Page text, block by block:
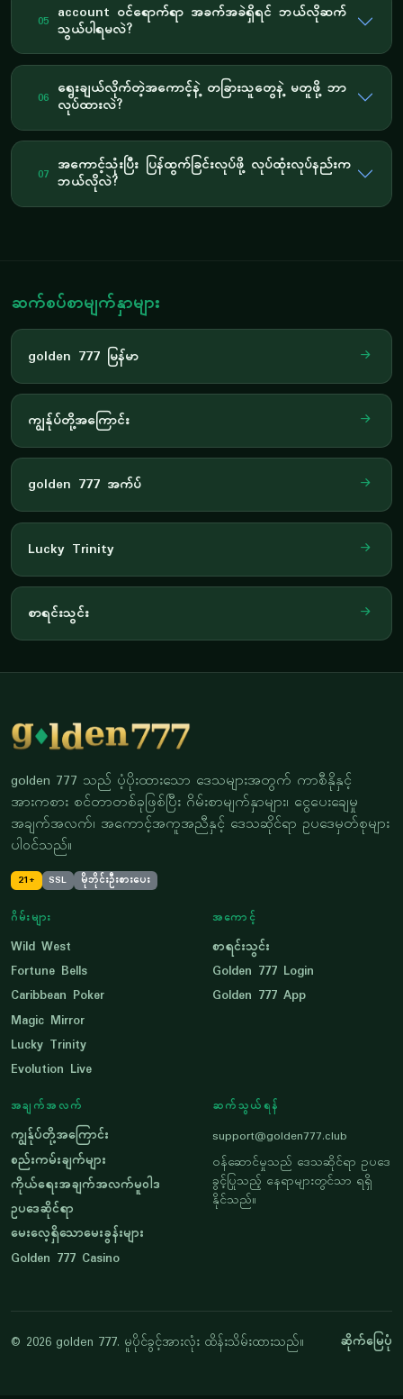
05 account ဝင်ရောက်ရာ အခက်အခဲရှိရင် ဘယ်လိုဆက်
သွယ်ပါရမလဲ?
06 ရွေးချယ်လိုက်တဲ့အကောင့်နဲ့ တခြားသူတွေနဲ့ မတူဖို့ ဘာ
လုပ်ထားလဲ?
07 အကောင့်သုံးပြီး ပြန်ထွက်ခြင်းလုပ်ဖို့ လုပ်ထုံးလုပ်နည်းက
ဘယ်လိုလဲ?
ဆက်စပ်စာမျက်နှာများ
golden 777 မြန်မာ
ကျွန်ုပ်တို့အကြောင်း
golden 777 အက်ပ်
Lucky Trinity
စာရင်းသွင်း
golden 777 သည် ပံ့ပိုးထားသော ဒေသများအတွက် ကာစီနိုနှင့်
အားကစား စင်တာတစ်ခုဖြစ်ပြီး ဂိမ်းစာမျက်နှာများ၊ ငွေပေးချေမှု
အချက်အလက်၊ အကောင့်အကူအညီနှင့် ဒေသဆိုင်ရာ ဥပဒေမှတ်စုများ
ပါဝင်သည်။
21+ SSL မိုဘိုင်းဦးစားပေး
ဂိမ်းများ
Wild West
Fortune Bells
Caribbean Poker
Magic Mirror
Lucky Trinity
Evolution Live
အကောင့်
စာရင်းသွင်း
Golden 777 Login
Golden 777 App
အချက်အလက်
ကျွန်ုပ်တို့အကြောင်း
စည်းကမ်းချက်များ
ကိုယ်ရေးအချက်အလက်မူဝါဒ
ဥပဒေဆိုင်ရာ
မေးလေ့ရှိသောမေးခွန်းများ
Golden 777 Casino
ဆက်သွယ်ရန်
support@golden777.club
ဝန်ဆောင်မှုသည် ဒေသဆိုင်ရာ ဥပဒေ
ခွင့်ပြုသည့် နေရာများတွင်သာ ရရှိ
နိုင်သည်။
© 2026 golden 777. မူပိုင်ခွင့်အားလုံး ထိန်းသိမ်းထားသည်။ ဆိုက်မြေပုံ